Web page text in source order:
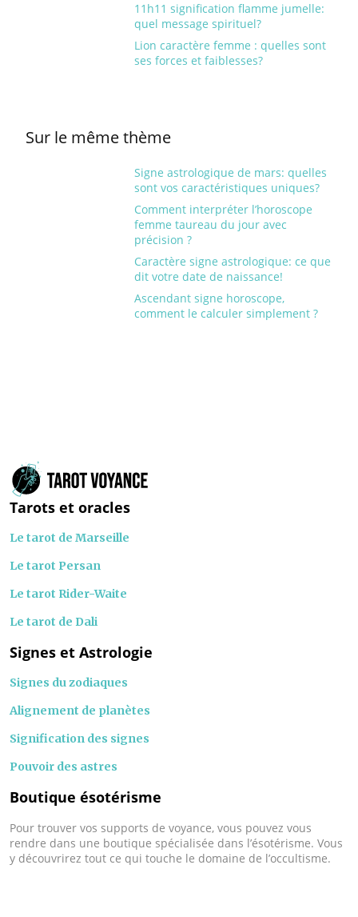
11h11 signification flamme jumelle:
quel message spirituel?
Lion caractère femme : quelles sont
ses forces et faiblesses?
Sur le même thème
Signe astrologique de mars: quelles
sont vos caractéristiques uniques?
Comment interpréter l’horoscope
femme taureau du jour avec
précision ?
Caractère signe astrologique: ce que
dit votre date de naissance!
Ascendant signe horoscope,
comment le calculer simplement ?
Tarots et oracles
Le tarot de Marseille
Le tarot Persan
Le tarot Rider-Waite
Le tarot de Dali
Signes et Astrologie
Signes du zodiaques
Alignement de planètes
Signification des signes
Pouvoir des astres
Boutique ésotérisme
Pour trouver vos supports de voyance, vous pouvez vous
rendre dans une boutique spécialisée dans l’ésotérisme. Vous
y découvrirez tout ce qui touche le domaine de l’occultisme.